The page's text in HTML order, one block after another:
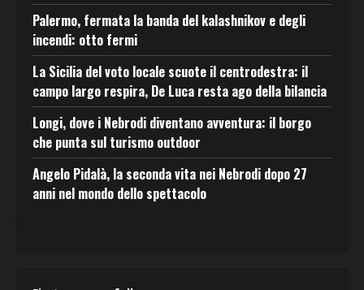
Palermo, fermata la banda del kalashnikov e degli
incendi: otto fermi
La Sicilia del voto locale scuote il centrodestra: il
campo largo respira, De Luca resta ago della bilancia
Longi, dove i Nebrodi diventano avventura: il borgo
che punta sul turismo outdoor
Angelo Pidalà, la seconda vita nei Nebrodi dopo 27
anni nel mondo dello spettacolo